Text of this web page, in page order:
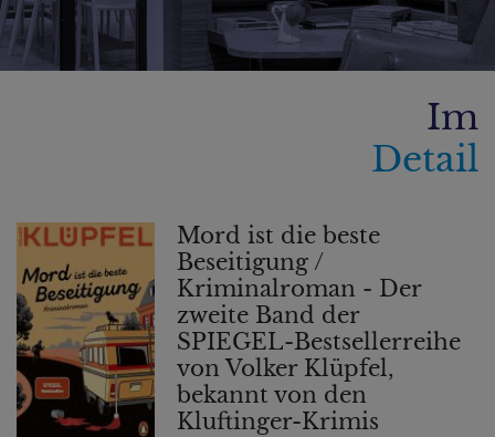
Im
Detail
Mord ist die beste
Beseitigung /
Kriminalroman - Der
zweite Band der
SPIEGEL-Bestsellerreihe
von Volker Klüpfel,
bekannt von den
Kluftinger-Krimis